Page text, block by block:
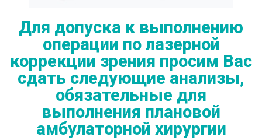
Для допуска к выполнению
операции по лазерной
коррекции зрения просим Вас
сдать следующие анализы,
обязательные для
выполнения плановой
амбулаторной хирургии